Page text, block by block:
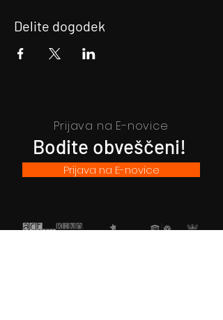
Delite dogodek
Prijava na E-novice
Bodite obveščeni!
Prijava na E-novice